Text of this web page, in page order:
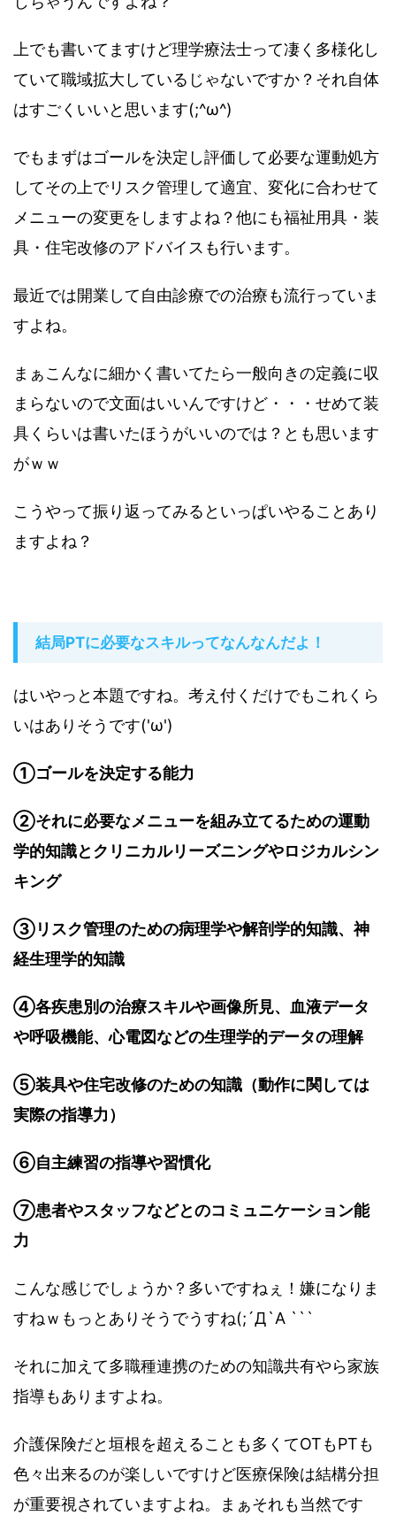
上でも書いてますけど理学療法士って凄く多様化し
ていて職域拡大しているじゃないですか？それ自体
はすごくいいと思います(;^ω^)
でもまずはゴールを決定し評価して必要な運動処方
してその上でリスク管理して適宜、変化に合わせて
メニューの変更をしますよね？他にも福祉用具・装
具・住宅改修のアドバイスも行います。
最近では開業して自由診療での治療も流行っていま
すよね。
まぁこんなに細かく書いてたら一般向きの定義に収
まらないので文面はいいんですけど・・・せめて装
具くらいは書いたほうがいいのでは？とも思います
がｗｗ
こうやって振り返ってみるといっぱいやることあり
ますよね？
結局PTに必要なスキルってなんなんだよ！
はいやっと本題ですね。考え付くだけでもこれくら
いはありそうです('ω')
①ゴールを決定する能力
②それに必要なメニューを組み立てるための運動
学的知識とクリニカルリーズニングやロジカルシン
キング
③リスク管理のための病理学や解剖学的知識、神
経生理学的知識
④各疾患別の治療スキルや画像所見、血液データ
や呼吸機能、心電図などの生理学的データの理解
⑤装具や住宅改修のための知識（動作に関しては
実際の指導力）
⑥自主練習の指導や習慣化
⑦患者やスタッフなどとのコミュニケーション能
力
こんな感じでしょうか？多いですねぇ！嫌になりま
すねｗもっとありそうでうすね(;´Д`A ```
それに加えて多職種連携のための知識共有やら家族
指導もありますよね。
介護保険だと垣根を超えることも多くてOTもPTも
色々出来るのが楽しいですけど医療保険は結構分担
が重要視されていますよね。まぁそれも当然です